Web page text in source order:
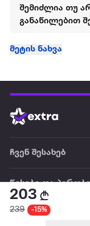
203
239 -15%
შემიძლია თუ
განაწილებით
მეტის ნახვა
ჩვენ შესახებ
წესები და